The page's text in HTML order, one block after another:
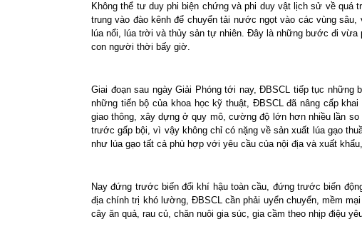
Không thể tư duy phi biện chứng và phi duy vật lịch sử về quá
trung vào đào kênh để chuyển tải nước ngọt vào các vùng
lúa nổi, lúa trời và thủy sản tự nhiên. Đây là những bước đi
con người thời bấy giờ.
Giai đoạn sau ngày Giải Phóng tới nay, ĐBSCL tiếp tục
những tiến bộ của khoa học kỹ thuật, ĐBSCL đã nâng cấp
giao thông, xây dựng ở quy mô, cường độ lớn hơn nhiều lần
trước gấp bội, vì vậy không chỉ có nặng về sản xuất lúa gạo
như lúa gạo tất cả phù hợp với yêu cầu của nội địa và xuất
Nay đứng trước biến đổi khí hậu toàn cầu, đứng trước biến
địa chính trị khó lường, ĐBSCL cần phải uyển chuyển, mềm
cây ăn quả, rau củ, chăn nuôi gia súc, gia cầm theo nhịp điệu